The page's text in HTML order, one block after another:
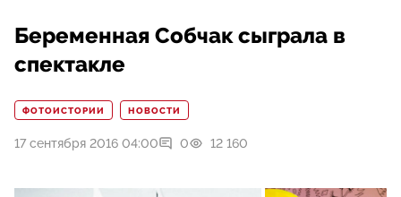
Беременная Собчак сыграла в
спектакле
ФОТОИСТОРИИ НОВОСТИ
17 сентября 2016 04:00 0 12 160